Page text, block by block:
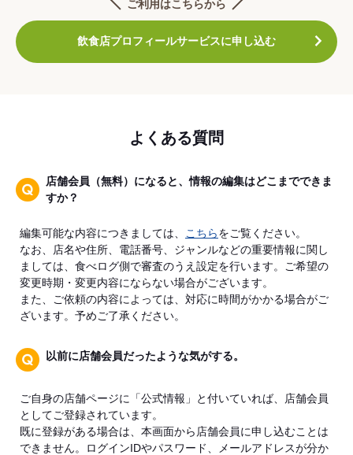
ご利用はこちらから
飲食店プロフィールサービスに申し込む
よくある質問
店舗会員（無料）になると、情報の編集はどこまでできま
すか？
編集可能な内容につきましては、 こちらをご覧ください。
なお、店名や住所、電話番号、ジャンルなどの重要情報に関し
ましては、食べログ側で審査のうえ設定を行います。ご希望の
変更時期・変更内容にならない場合がございます。
また、ご依頼の内容によっては、対応に時間がかかる場合がご
ざいます。予めご了承ください。
以前に店舗会員だったような気がする。
ご自身の店舗ページに「公式情報」と付いていれば、店舗会員
としてご登録されています。
既に登録がある場合は、本画面から店舗会員に申し込むことは
できません。ログインIDやパスワード、メールアドレスが分か